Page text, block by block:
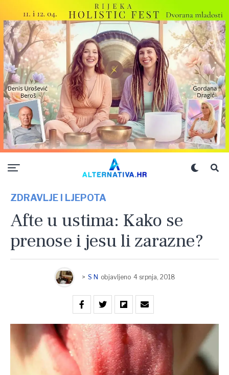
ZDRAVLJE I LJEPOTA
Afte u ustima: Kako se
prenose i jesu li zarazne?
> S N objavljeno 4 srpnja, 2018